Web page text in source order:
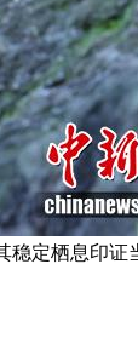
稳定栖息印证